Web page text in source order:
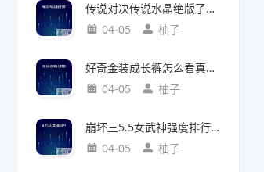
传说对决传说水晶绝版了吗?(传说对决 传说水晶)
04-05
柚子
好奇金装成长裤怎么看真假?(好奇金装成长裤怎么看真假鉴别)
04-05
柚子
崩坏三5.5女武神强度排行?(崩坏三5.2女武神强度)
04-05
柚子